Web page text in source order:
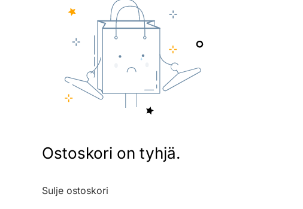
Ostoskori on tyhjä.
Sulje ostoskori